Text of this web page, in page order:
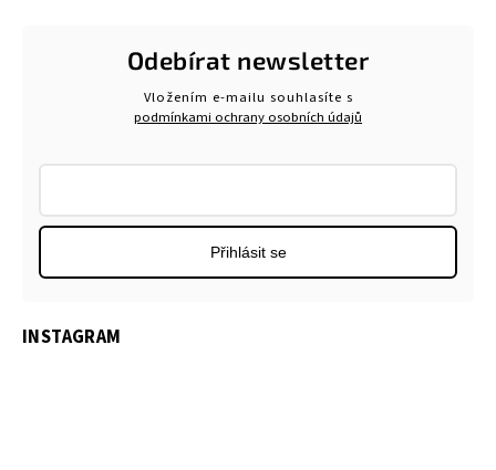
Odebírat newsletter
Vložením e-mailu souhlasíte s
podmínkami ochrany osobních údajů
Přihlásit se
INSTAGRAM